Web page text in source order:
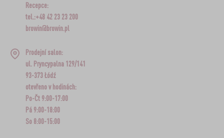
Recepce:
tel.:+48 42 23 23 200
browin@browin.pl
Prodejní salon:
ul. Pryncypalna 129/141
93-373 Łódź
otevřeno v hodinách:
Po-Čt 9:00-17:00
Pá 9:00-18:00
So 8:00-15:00